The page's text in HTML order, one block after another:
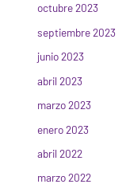
octubre 2023
septiembre 2023
junio 2023
abril 2023
marzo 2023
enero 2023
abril 2022
marzo 2022